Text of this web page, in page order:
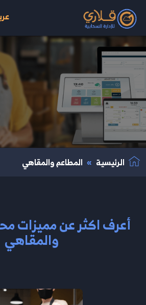
انتقال إلى المحتوى الرئيسي
الرئيسية المطاعم والمقاهي
أعرف اكثر عن مميزات
والمقاهي